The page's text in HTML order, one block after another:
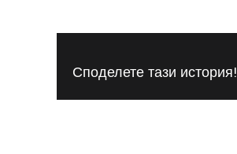
Споделете тази история!